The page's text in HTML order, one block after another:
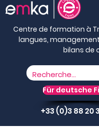
Centre de formation à
langues,
bilans de
Für deutsche
+33 (0)3 88 20